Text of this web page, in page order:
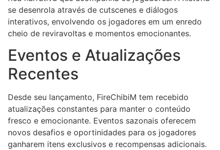
se desenrola através de cutscenes e diálogos
interativos, envolvendo os jogadores em um enredo
cheio de reviravoltas e momentos emocionantes.
Eventos e Atualizações
Recentes
Desde seu lançamento, FireChibiM tem recebido
atualizações constantes para manter o conteúdo
fresco e emocionante. Eventos sazonais oferecem
novos desafios e oportinidades para os jogadores
ganharem itens exclusivos e recompensas adicionais.